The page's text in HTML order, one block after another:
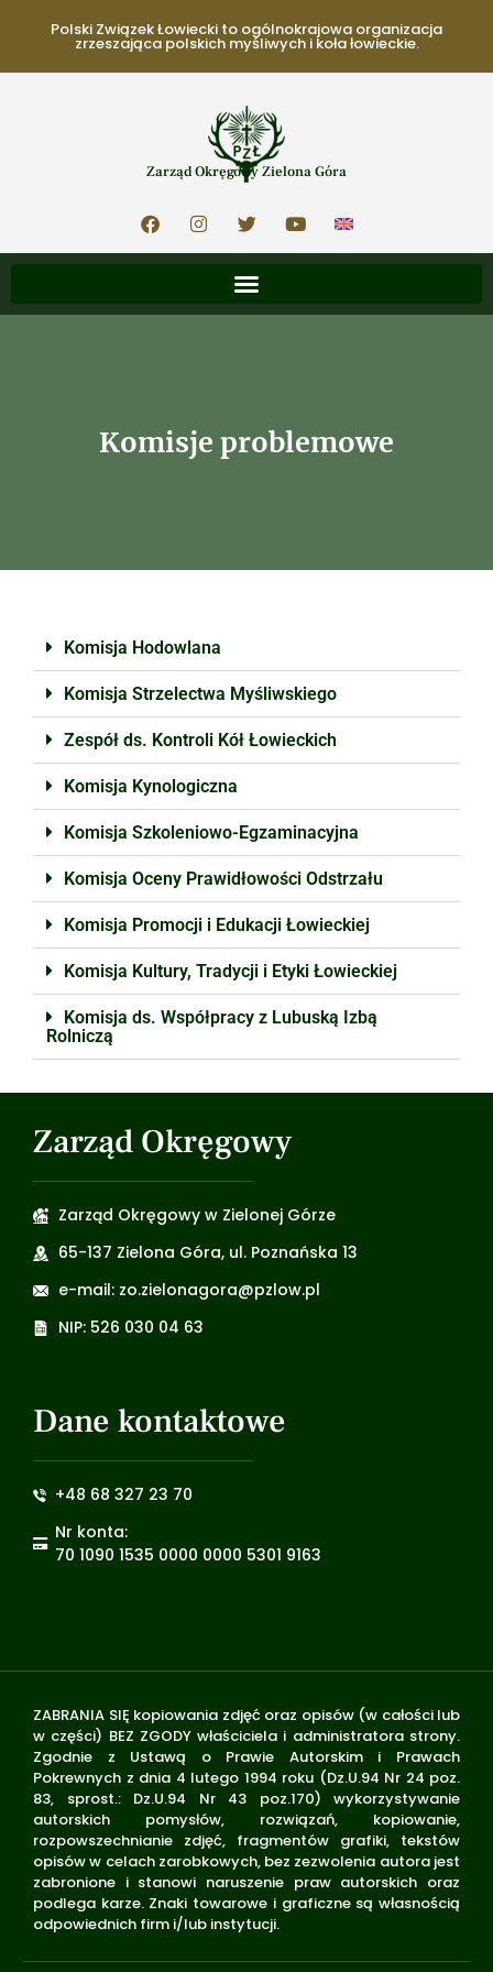
Polski Związek Łowiecki to ogólnokrajowa organizacja
zrzeszająca polskich myśliwych i koła łowieckie.
Zarząd Okręgowy Zielona Góra
Komisje problemowe
Komisja Hodowlana
Komisja Strzelectwa Myśliwskiego
Zespół ds. Kontroli Kół Łowieckich
Komisja Kynologiczna
Komisja Szkoleniowo-Egzaminacyjna
Komisja Oceny Prawidłowości Odstrzału
Komisja Promocji i Edukacji Łowieckiej
Komisja Kultury, Tradycji i Etyki Łowieckiej
Komisja ds. Współpracy z Lubuską Izbą
Rolniczą
Zarząd Okręgowy
Zarząd Okręgowy w Zielonej Górze
65-137 Zielona Góra, ul. Poznańska 13
e-mail: zo.zielonagora@pzlow.pl
NIP: 526 030 04 63
Dane kontaktowe
+48 68 327 23 70
Nr konta:
70 1090 1535 0000 0000 5301 9163
ZABRANIA SIĘ kopiowania zdjęć oraz opisów (w całości lub
w części) BEZ ZGODY właściciela i administratora strony.
Zgodnie z Ustawą o Prawie Autorskim i Prawach
Pokrewnych z dnia 4 lutego 1994 roku (Dz.U.94 Nr 24 poz.
83, sprost.: Dz.U.94 Nr 43 poz.170) wykorzystywanie
autorskich pomysłów, rozwiązań, kopiowanie,
rozpowszechnianie zdjęć, fragmentów grafiki, tekstów
opisów w celach zarobkowych, bez zezwolenia autora jest
zabronione i stanowi naruszenie praw autorskich oraz
podlega karze. Znaki towarowe i graficzne są własnością
odpowiednich firm i/lub instytucji.